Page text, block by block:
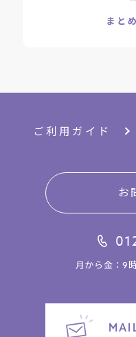
ご利用ガイド
お
月から金：9